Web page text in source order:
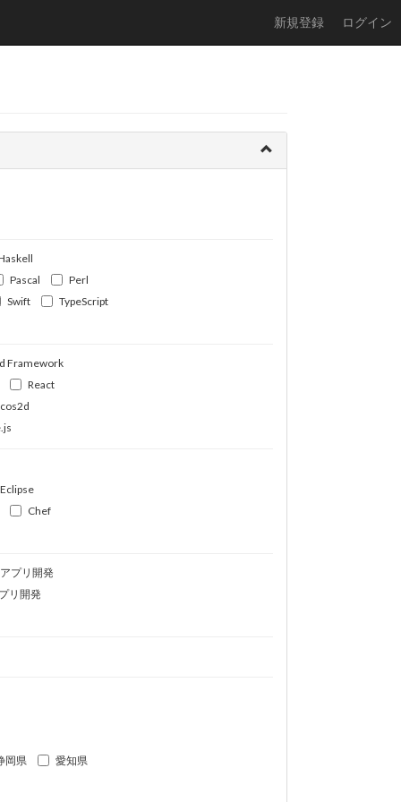
新規登録 ログイン
Pascal
Perl
Swift
TypeScript
Framework
React
Eclipse
Chef
プリ開発
リ開発
岡県
愛知県